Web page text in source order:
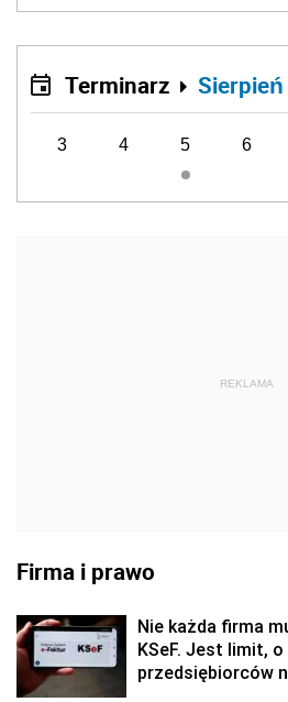
Terminarz Sierpień
3 4 5 6
REKLAMA
Firma i prawo
Nie każda firma
KSeF. Jest limit,
przedsiębiorców